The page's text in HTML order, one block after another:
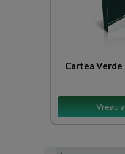
Cartea
Vreau